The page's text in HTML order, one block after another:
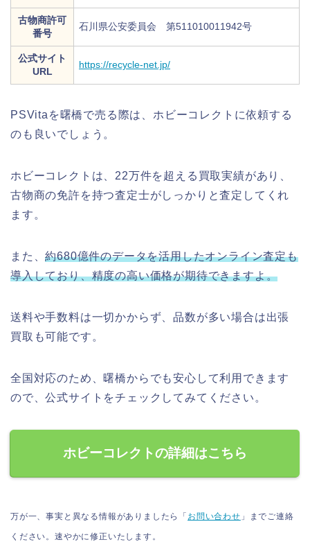
古物商許可
番号
石川県公安委員会 第511010011942号
公式サイト
URL
https://recycle-net.jp/
PSVitaを曙橋で売る際は、ホビーコレクトに依頼する
のも良いでしょう。
ホビーコレクトは、22万件を超える買取実績があり、
古物商の免許を持つ査定士がしっかりと査定してくれ
ます。
また、約680億件のデータを活用したオンライン査定も
導入しており、精度の高い価格が期待できますよ。
送料や手数料は一切かからず、品数が多い場合は出張
買取も可能です。
全国対応のため、曙橋からでも安心して利用できます
ので、公式サイトをチェックしてみてください。
ホビーコレクトの詳細はこちら
万が一、事実と異なる情報がありましたら「 お問い合わせ 」までご連絡
ください。速やかに修正いたします。